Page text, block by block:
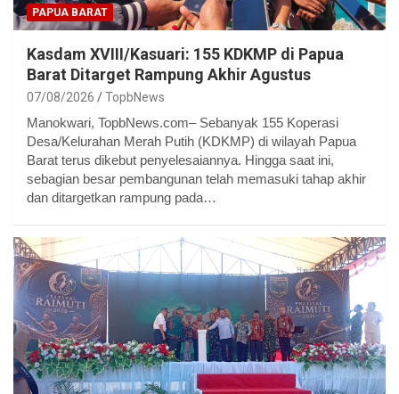
PAPUA BARAT
Kasdam XVIII/Kasuari: 155 KDKMP di Papua
Barat Ditarget Rampung Akhir Agustus
07/08/2026 TopbNews
Manokwari, TopbNews.com– Sebanyak 155 Koperasi
Desa/Kelurahan Merah Putih (KDKMP) di wilayah Papua
Barat terus dikebut penyelesaiannya. Hingga saat ini,
sebagian besar pembangunan telah memasuki tahap akhir
dan ditargetkan rampung pada…